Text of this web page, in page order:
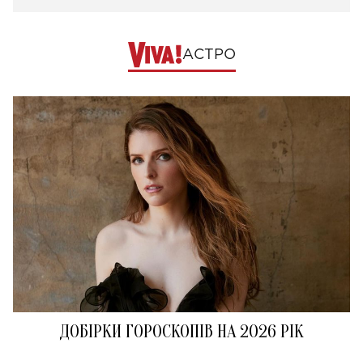
АСТРО
ДОБІРКИ ГОРОСКОПІВ НА 2026 РІК